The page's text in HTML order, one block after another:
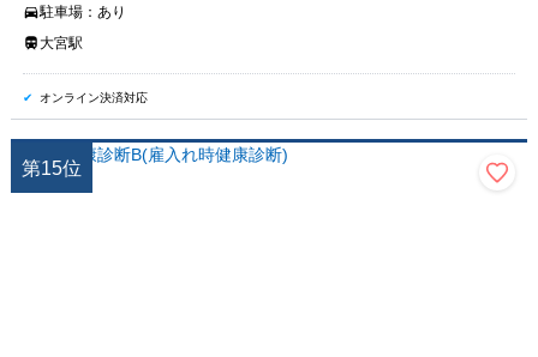
駐車場： あり
大宮駅
オンライン決済対応
第15位